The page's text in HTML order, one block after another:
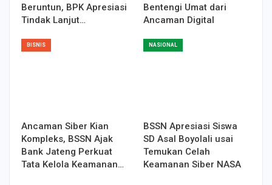
Beruntun, BPK Apresiasi
Tindak Lanjut…
Bentengi Umat dari
Ancaman Digital
BISNIS
Ancaman Siber Kian
Kompleks, BSSN Ajak
Bank Jateng Perkuat
Tata Kelola Keamanan…
NASIONAL
BSSN Apresiasi Siswa
SD Asal Boyolali usai
Temukan Celah
Keamanan Siber NASA